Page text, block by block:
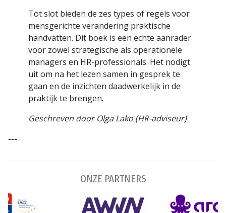
Tot slot bieden de zes types of regels voor
mensgerichte verandering praktische
handvatten. Dit boek is een echte aanrader
voor zowel strategische als operationele
managers en HR-professionals. Het nodigt
uit om na het lezen samen in gesprek te
gaan en de inzichten daadwerkelijk in de
praktijk te brengen.
Geschreven door Olga Lako (HR-adviseur)
---
ONZE PARTNERS